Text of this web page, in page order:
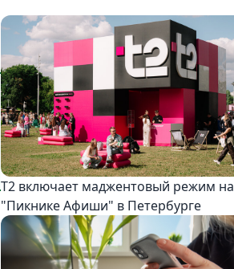
Т2 включает маджентовый режим на
"Пикнике Афиши" в Петербурге